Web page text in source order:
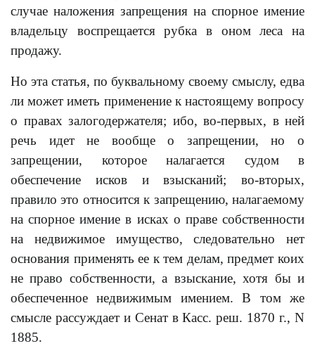
случае наложения запрещения на спорное имение
владельцу воспрещается рубка в оном леса на
продажу.
Но эта статья, по буквальному своему смыслу, едва
ли может иметь применение к настоящему вопросу
о правах залогодержателя; ибо, во-первых, в ней
речь идет не вообще о запрещении, но о
запрещении, которое налагается судом в
обеспечение исков и взысканий; во-вторых,
правило это относится к запрещению, налагаемому
на спорное имение в исках о праве собственности
на недвижимое имущество, следовательно нет
основания применять ее к тем делам, предмет коих
не право собственности, а взыскание, хотя бы и
обеспеченное недвижимым имением. В том же
смысле рассуждает и Сенат в Касс. реш. 1870 г., N
1885.